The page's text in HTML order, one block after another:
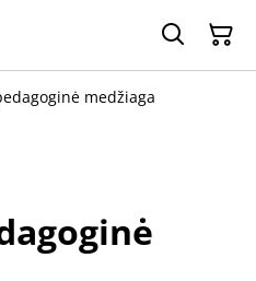
medžiaga